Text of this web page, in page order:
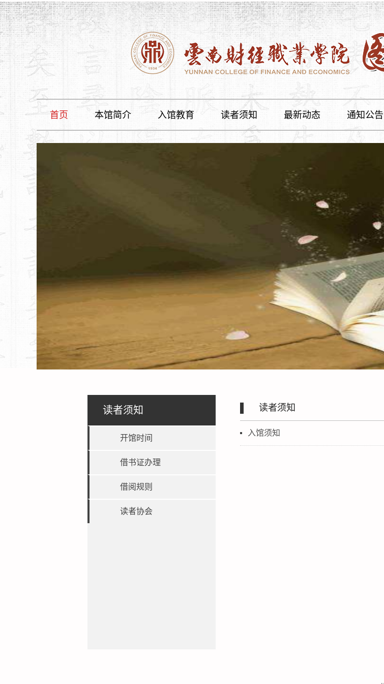
首页 本馆简介 入馆教育 读者须知 最新动态 通知公告
读者须知
开馆时间
借书证办理
借阅规则
读者协会
读者须知
入馆须知